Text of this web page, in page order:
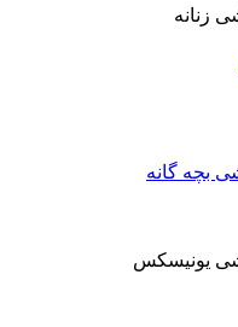
زنانه
بچه گانه
یونیسکس